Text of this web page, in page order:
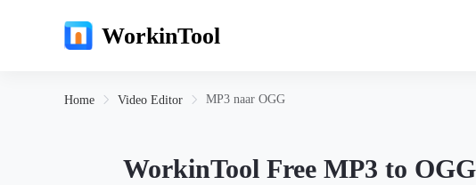
WorkinTool
Home Video Editor MP3 naar OGG
WorkinTool Free MP3 to